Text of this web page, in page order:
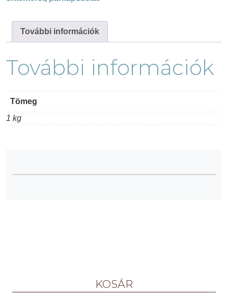
mennyiség
További információk
További információk
Tömeg
1 kg
KOSÁR